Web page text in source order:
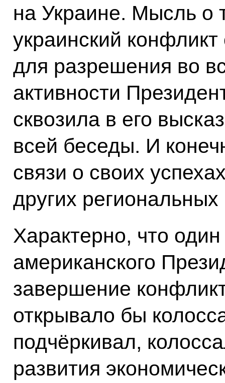
на Украине. Мысль о
украинский
для разрешения во
активности
сквозила в его
всей беседы. И
связи о своих
других
Характерно, что
американского
завершение
открывало бы
подчёркивал,
развития